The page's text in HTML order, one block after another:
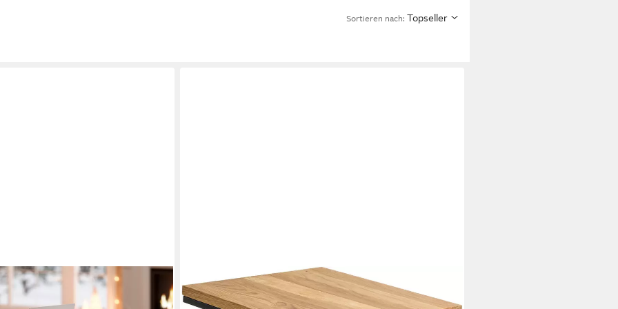
Sortieren nach: Topseller